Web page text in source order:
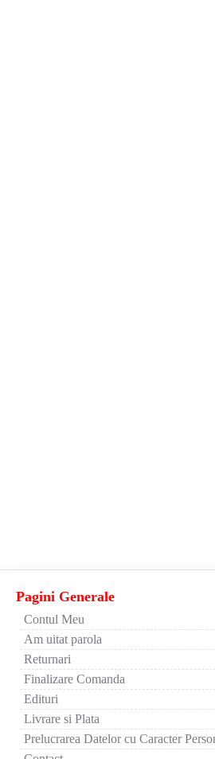
Pagini Generale
Contul Meu
Am uitat parola
Returnari
Finalizare Comanda
Edituri
Livrare si Plata
Prelucrarea Datelor cu Caracter